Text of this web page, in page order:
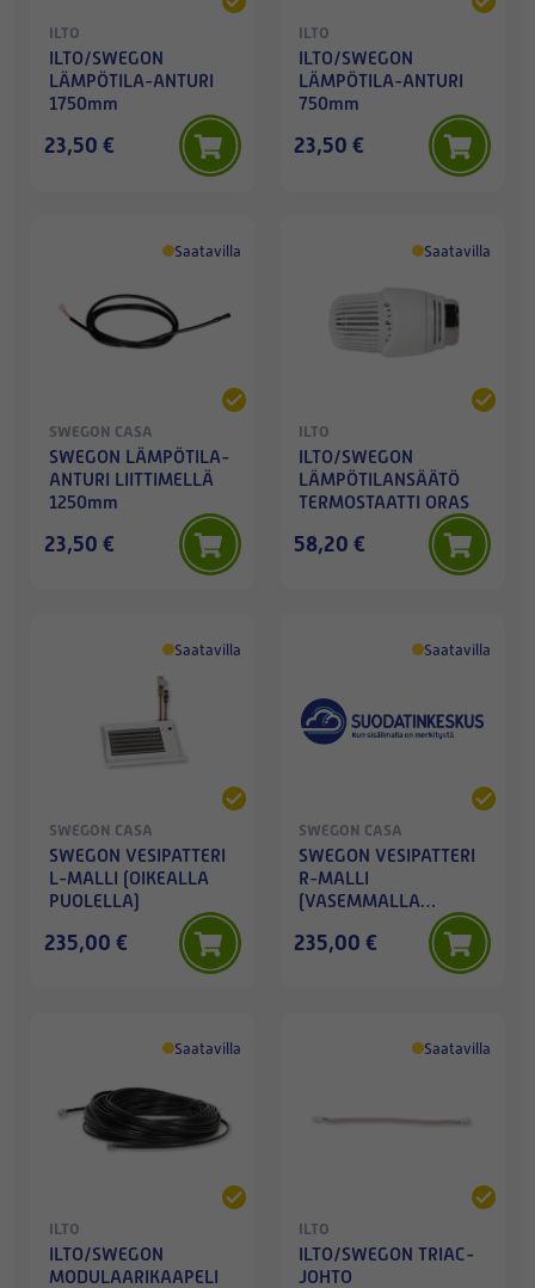
ILTO
ILTO/SWEGON
LÄMPÖTILA-ANTURI
1750mm
23,50 €
ILTO
ILTO/SWEGON
LÄMPÖTILA-ANTURI
750mm
23,50 €
Saatavilla
SWEGON CASA
SWEGON LÄMPÖTILA-
ANTURI LIITTIMELLÄ
1250mm
23,50 €
Saatavilla
ILTO
ILTO/SWEGON
LÄMPÖTILANSÄÄTÖ
TERMOSTAATTI ORAS
58,20 €
Saatavilla
SWEGON CASA
SWEGON VESIPATTERI
L-MALLI (OIKEALLA
PUOLELLA)
235,00 €
Saatavilla
SWEGON CASA
SWEGON VESIPATTERI
R-MALLI
(VASEMMALLA
235,00 €
Saatavilla
ILTO
ILTO/SWEGON
MODULAARIKAAPELI
Saatavilla
ILTO
ILTO/SWEGON TRIAC-
JOHTO